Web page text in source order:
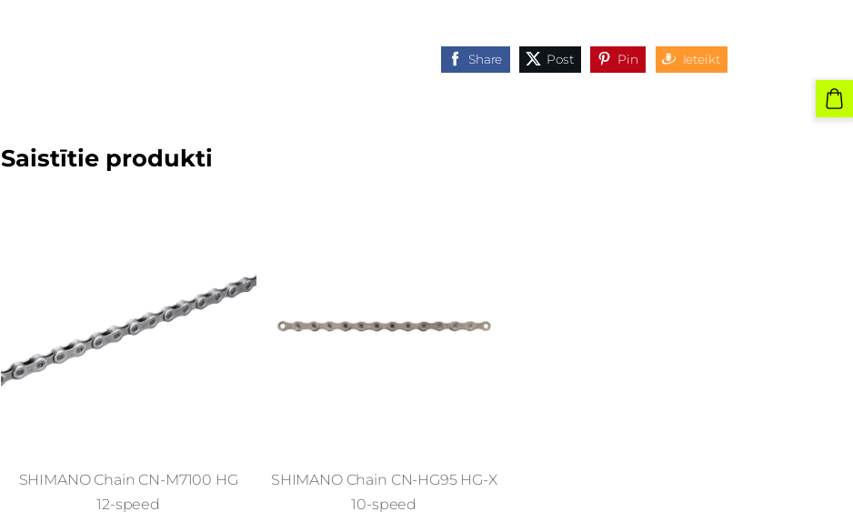
Share Post Pin Ieteikt
Saistītie produkti
SHIMANO Chain CN-M7100 HG
12-speed
SHIMANO Chain CN-HG95 HG-X
10-speed